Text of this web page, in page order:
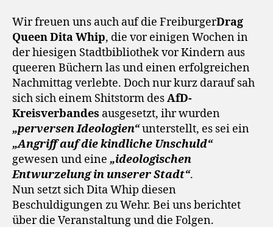
Wir freuen uns auch auf die FreiburgerDrag
Queen Dita Whip, die vor einigen Wochen in
der hiesigen Stadtbibliothek vor Kindern aus
queeren Büchern las und einen erfolgreichen
Nachmittag verlebte. Doch nur kurz darauf sah
sich sich einem Shitstorm desAfD-
Kreisverbandes ausgesetzt, ihr wurden
„perversen Ideologien“unterstellt, es sei ein
„Angriff auf die kindliche Unschuld“
gewesen und eine „ideologischen
Entwurzelung in unserer Stadt“.
Nun setzt sich Dita Whip diesen
Beschuldigungen zu Wehr. Bei uns berichtet
über die Veranstaltung und die Folgen.